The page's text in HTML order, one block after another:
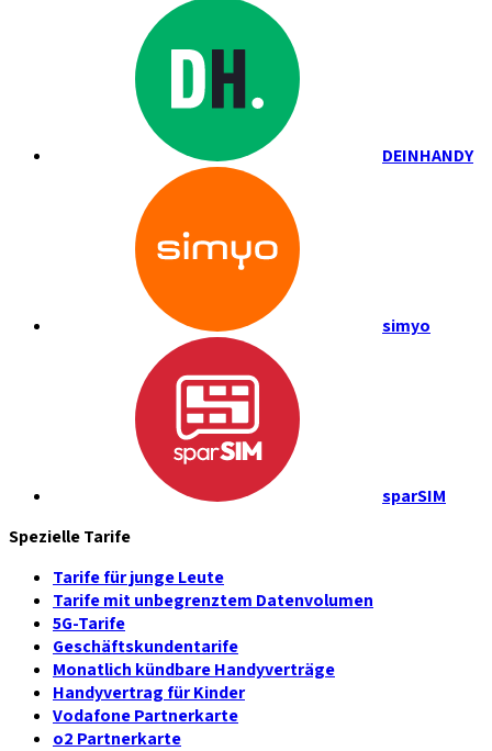
DEINHANDY
simyo
sparSIM
Spezielle Tarife
Tarife für junge Leute
Tarife mit unbegrenztem Datenvolumen
5G-Tarife
Geschäftskundentarife
Monatlich kündbare Handyverträge
Handyvertrag für Kinder
Vodafone Partnerkarte
o2 Partnerkarte